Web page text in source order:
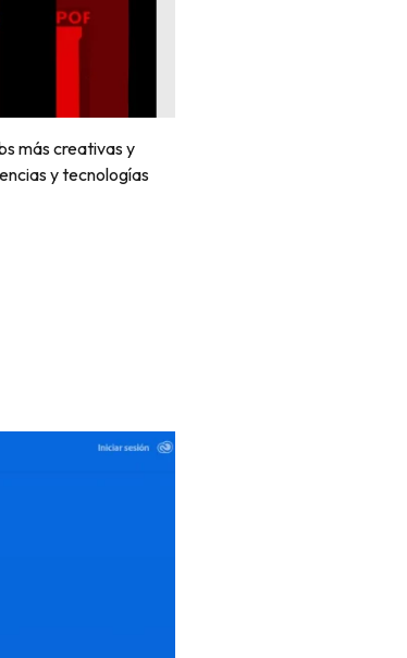
más creativas y
y tecnologías